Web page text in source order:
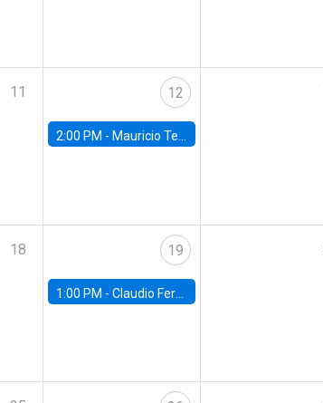
11 12
2:00 PM - Mauricio Tejada, UDP
18 19
1:00 PM - Claudio Ferraz, British Columbia